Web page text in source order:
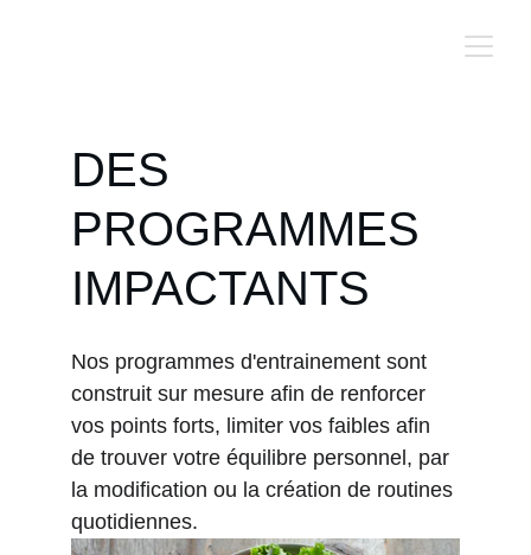
DES
PROGRAMMES
IMPACTANTS
Nos programmes d'entrainement sont
construit sur mesure afin de renforcer
vos points forts, limiter vos faibles afin
de trouver votre équilibre personnel, par
la modification ou la création de routines
quotidiennes.